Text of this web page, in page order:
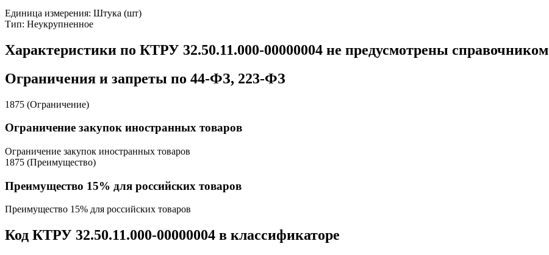
Единица измерения: Штука (шт)
Тип: Неукрупненное
Характеристики по КТРУ 32.50.11.000-00000004 не предусмотрены справочником
Ограничения и запреты по 44-ФЗ, 223-ФЗ
1875 (Ограничение)
Ограничение закупок иностранных товаров
Ограничение закупок иностранных товаров
1875 (Преимущество)
Преимущество 15% для российских товаров
Преимущество 15% для российских товаров
Код КТРУ 32.50.11.000-00000004 в классификаторе